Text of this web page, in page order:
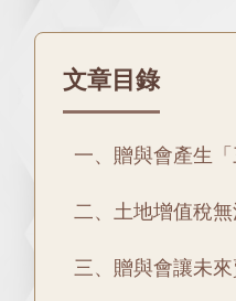
文章目錄
一、贈與會產生「
二、土地增值稅
三、贈與會讓未